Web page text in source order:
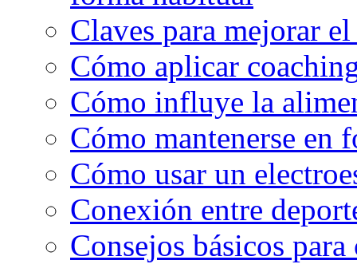
Claves para mejorar
Cómo aplicar
Cómo influye la
Cómo mantenerse en
Cómo usar un
Conexión entre
Consejos básicos